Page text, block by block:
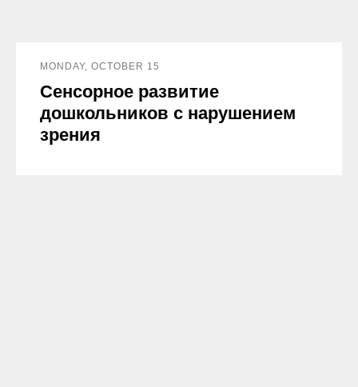
MONDAY, OCTOBER 15
Сенсорное развитие
дошкольников с нарушением
зрения